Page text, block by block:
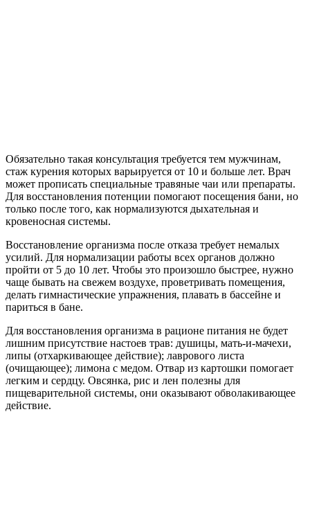
Обязательно такая консультация требуется тем мужчинам,
стаж курения которых варьируется от 10 и больше лет. Врач
может прописать специальные травяные чаи или препараты.
Для восстановления потенции помогают посещения бани, но
только после того, как нормализуются дыхательная и
кровеносная системы.
Восстановление организма после отказа требует немалых
усилий. Для нормализации работы всех органов должно
пройти от 5 до 10 лет. Чтобы это произошло быстрее, нужно
чаще бывать на свежем воздухе, проветривать помещения,
делать гимнастические упражнения, плавать в бассейне и
париться в бане.
Для восстановления организма в рационе питания не будет
лишним присутствие настоев трав: душицы, мать-и-мачехи,
липы (отхаркивающее действие); лаврового листа
(очищающее); лимона с медом. Отвар из картошки помогает
легким и сердцу. Овсянка, рис и лен полезны для
пищеварительной системы, они оказывают обволакивающее
действие.